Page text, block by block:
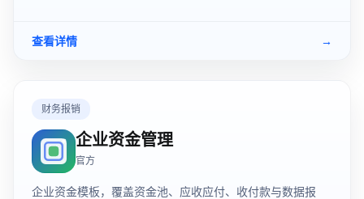
查看详情 →
财务报销
企业资金管理
官方
企业资金模板，覆盖资金池、应收应付、收付款与数据报